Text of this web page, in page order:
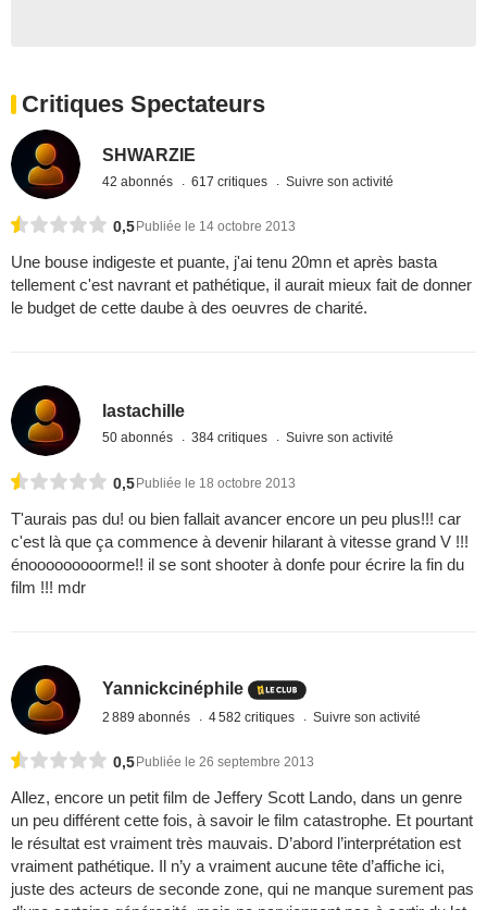
Critiques Spectateurs
SHWARZIE
42 abonnés 617 critiques Suivre son activité
0,5 Publiée le 14 octobre 2013
Une bouse indigeste et puante, j'ai tenu 20mn et après basta
tellement c'est navrant et pathétique, il aurait mieux fait de donner
le budget de cette daube à des oeuvres de charité.
lastachille
50 abonnés 384 critiques Suivre son activité
0,5Publiée le 18 octobre 2013
T'aurais pas du! ou bien fallait avancer encore un peu plus!!! car
c'est là que ça commence à devenir hilarant à vitesse grand V !!!
énooooooooorme!! il se sont shooter à donfe pour écrire la fin du
film !!! mdr
Yannickcinéphile
2 889 abonnés 4 582 critiques Suivre son activité
0,5Publiée le 26 septembre 2013
Allez, encore un petit film de Jeffery Scott Lando, dans un genre
un peu différent cette fois, à savoir le film catastrophe. Et pourtant
le résultat est vraiment très mauvais. D’abord l’interprétation est
vraiment pathétique. Il n’y a vraiment aucune tête d’affiche ici,
juste des acteurs de seconde zone, qui ne manque surement pas